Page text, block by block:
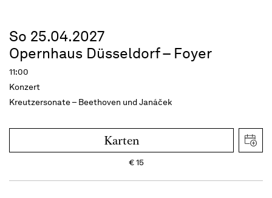
So 25.04.2027
Opernhaus Düsseldorf – Foyer
11:00
Konzert
Kreutzersonate – Beethoven und Janáček
Karten
€15